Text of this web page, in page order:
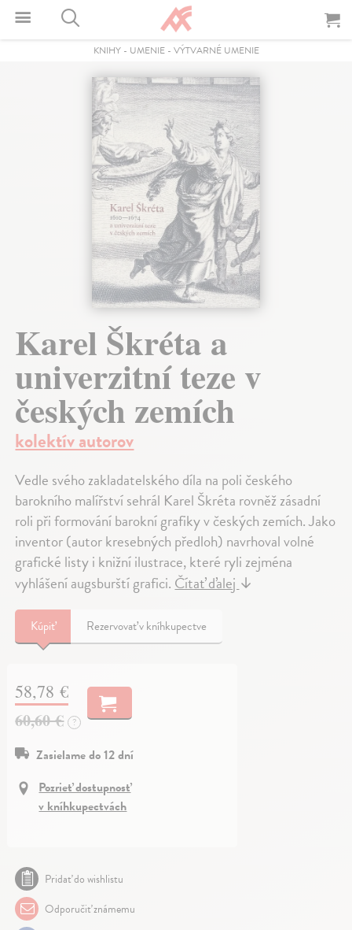
KNIHY- UMENIE- VÝTVARNÉ UMENIE
Karel Škréta a
univerzitní teze v
českých zemích
kolektív autorov
Vedle svého zakladatelského díla na poli českého
barokního malířství sehrál Karel Škréta rovněž zásadní
roli při formování barokní grafiky v českých zemích. Jako
inventor (autor kresebných předloh) navrhoval volné
grafické listy i knižní ilustrace, které ryli zejména
vyhlášení augsburští grafici.Čítať ďalej↓
Kúpiť Rezervovať v kníhkupectve
58,78 €
60,60 € ?
Zasielame do 12 dní
Pozrieť dostupnosť
v kníhkupectvách
Pridať do wishlistu
Odporučiť známemu